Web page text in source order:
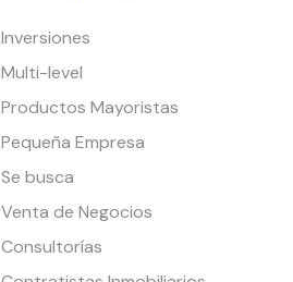
Inversiones
Multi-level
Productos Mayoristas
Pequeña Empresa
Se busca
Venta de Negocios
Consultorías